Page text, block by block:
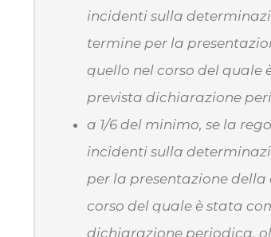
incidenti sulla
termine per la
quello nel corso del quale
prevista dichiarazione
a 1/6 del minimo, se la
incidenti sulla
per la presentazione
corso del quale è stata
dichiarazione periodica,